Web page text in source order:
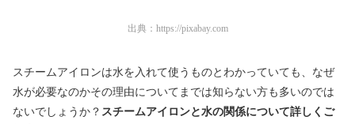
出典： https://pixabay.com
スチームアイロンは水を入れて使うものとわかっていても、なぜ
水が必要なのかその理由についてまでは知らない方も多いのでは
ないでしょうか？ スチームアイロンと水の関係について詳しくご